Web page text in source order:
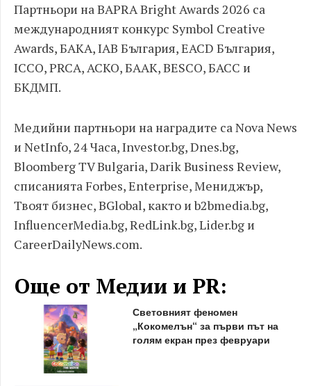
Партньори на BAPRA Bright Awards 2026 са
международният конкурс Symbol Creative
Awards, БАКА, IAB България, EACD България,
ICCO, PRCA, АСКО, БААК, BESCO, БАСС и
БКДМП.
Медийни партньори на наградите са Nova News
и NetInfo, 24 Часа, Investor.bg, Dnes.bg,
Bloomberg TV Bulgaria, Darik Business Review,
списанията Forbes, Enterprise, Мениджър,
Твоят бизнес, BGlobal, както и b2bmedia.bg,
InfluencerMedia.bg, RedLink.bg, Lider.bg и
CareerDailyNews.com.
Още от Медии и PR:
Световният феномен
„Кокомелън“ за първи път на
голям екран през февруари